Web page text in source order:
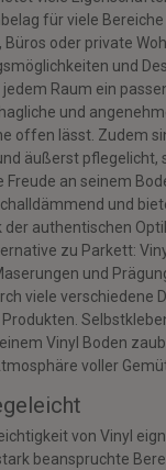
für viele Bereiche
oder private
und
Raum ein
und
offen lässt. Zudem
äußerst pflegelicht,
Freude an seinem
und
der authentischen
zu Parkett:
und
viele verschiedene
Vinyl Boden
voller
von Vinyl
beanspruchte